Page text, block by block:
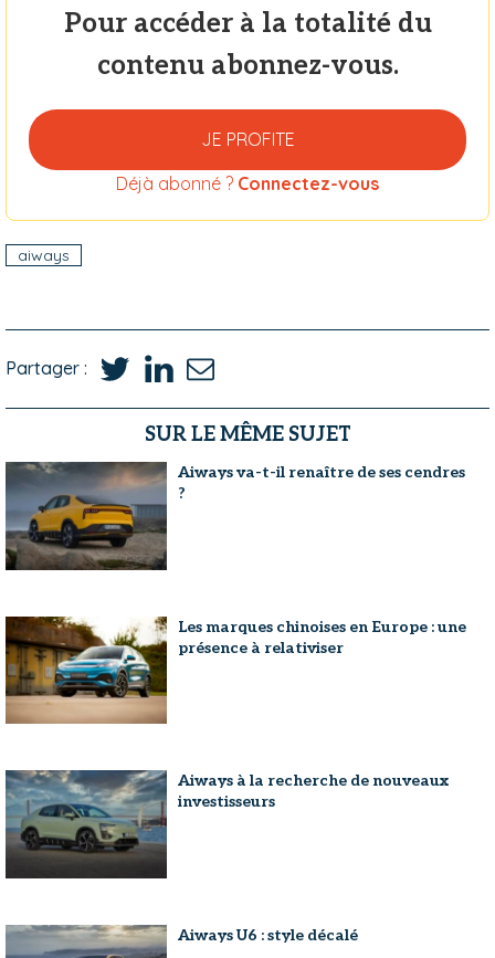
Pour accéder à la totalité du
contenu abonnez-vous.
JE PROFITE
Déjà abonné ? Connectez-vous
aiways
Partager :
SUR LE MÊME SUJET
Aiways va-t-il renaître de ses cendres
?
Les marques chinoises en Europe : une
présence à relativiser
Aiways à la recherche de nouveaux
investisseurs
Aiways U6 : style décalé